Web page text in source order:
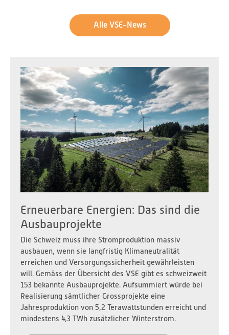
Alle VSE-News
Erneuerbare Energien: Das sind die
Ausbauprojekte
Die Schweiz muss ihre Stromproduktion massiv
ausbauen, wenn sie langfristig Klimaneutralität
erreichen und Versorgungssicherheit gewährleisten
will. Gemäss der Übersicht des VSE gibt es schweizweit
153 bekannte Ausbauprojekte. Aufsummiert würde bei
Realisierung sämtlicher Grossprojekte eine
Jahresproduktion von 5,2 Terawattstunden erreicht und
mindestens 4,3 TWh zusätzlicher Winterstrom.